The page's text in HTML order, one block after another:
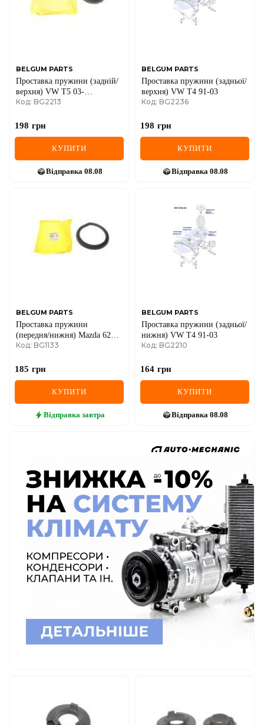
BELGUM PARTS
Проставка пружини (задній/
верхня) VW T5 03-
(D=110mm)
Код: BG2213
198 грн
КУПИТИ
Відправка 08.08
BELGUM PARTS
Проставка пружини (задньої/
верхня) VW Т4 91-03
Код: BG2236
198 грн
КУПИТИ
Відправка 08.08
BELGUM PARTS
Проставка пружини
(передня/нижня) Mazda 626
III/IV 1.6-2.5 i/2.0D 97-92
Код: BG1133
185 грн
КУПИТИ
Відправка завтра
BELGUM PARTS
Проставка пружини (задньої/
нижня) VW Т4 91-03
Код: BG2210
164 грн
КУПИТИ
Відправка 08.08